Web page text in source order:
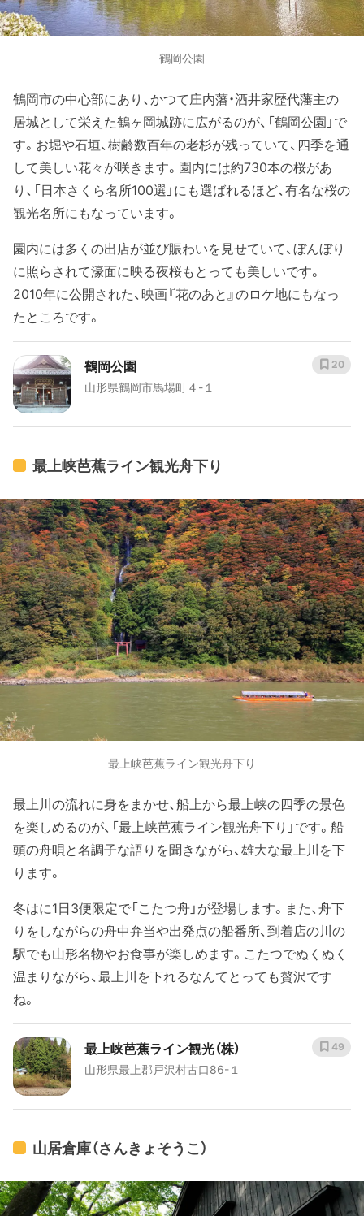
鶴岡公園
鶴岡市の中心部にあり、かつて庄内藩・酒井家歴代藩主の
居城として栄えた鶴ヶ岡城跡に広がるのが、「鶴岡公園」で
す。お堀や石垣、樹齢数百年の老杉が残っていて、四季を通
して美しい花々が咲きます。園内には約730本の桜があ
り、「日本さくら名所100選」にも選ばれるほど、有名な桜の
観光名所にもなっています。
園内には多くの出店が並び賑わいを見せていて、ぼんぼり
に照らされて濠面に映る夜桜もとっても美しいです。
2010年に公開された、映画『花のあと』のロケ地にもなっ
たところです。
鶴岡公園
山形県鶴岡市馬場町４-１
20
最上峡芭蕉ライン観光舟下り
最上峡芭蕉ライン観光舟下り
最上川の流れに身をまかせ、船上から最上峡の四季の景色
を楽しめるのが、「最上峡芭蕉ライン観光舟下り」です。船
頭の舟唄と名調子な語りを聞きながら、雄大な最上川を下
ります。
冬はに1日3便限定で「こたつ舟」が登場します。また、舟下
りをしながらの舟中弁当や出発点の船番所、到着店の川の
駅でも山形名物やお食事が楽しめます。こたつでぬくぬく
温まりながら、最上川を下れるなんてとっても贅沢です
ね。
最上峡芭蕉ライン観光（株）
山形県最上郡戸沢村古口86-１
49
山居倉庫（さんきょそうこ）